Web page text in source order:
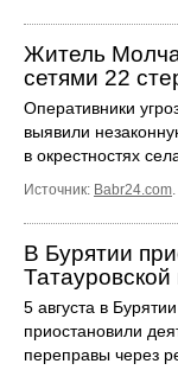
Житель
сетями 22
Оперативники
выявили
в окрестностях
Источник: Babr24.com.
В Бурятии
5 августа в
приостановили
переправы через